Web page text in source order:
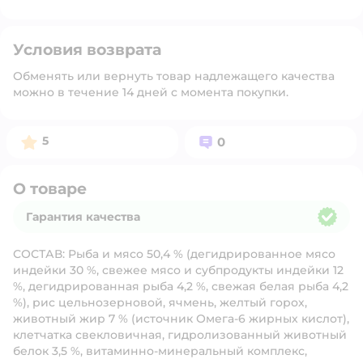
Условия возврата
Обменять или вернуть товар надлежащего качества
можно в течение 14 дней с момента покупки.
Рейтинг:
5 Вопросов:
0
О товаре
Гарантия качества
СОСТАВ: Рыба и мясо 50,4 % (дегидрированное мясо
индейки 30 %, свежее мясо и субпродукты индейки 12
%, дегидрированная рыба 4,2 %, свежая белая рыба 4,2
%), рис цельнозерновой, ячмень, желтый горох,
животный жир 7 % (источник Омега-6 жирных кислот),
клетчатка свекловичная, гидролизованный животный
белок 3,5 %, витаминно-минеральный комплекс,